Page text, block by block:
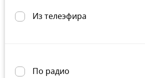
Из телеэфира
По радио